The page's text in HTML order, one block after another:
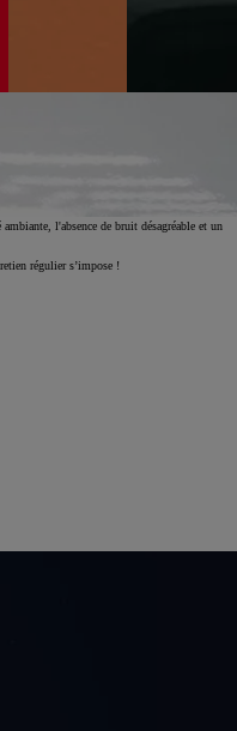
l'absence de bruit désagréable et un
régulier s’impose !